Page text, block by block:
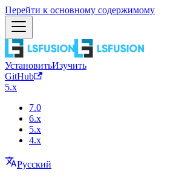
Перейти к основному содержимому
УстановитьИзучить
GitHub
5.x
7.0
6.x
5.x
4.x
Русский